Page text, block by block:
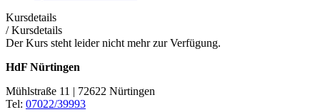
Kursdetails
/Kursdetails
Der Kurs steht leider nicht mehr zur Verfügung.
HdF Nürtingen
Mühlstraße 11 | 72622 Nürtingen
Tel: 07022/39993